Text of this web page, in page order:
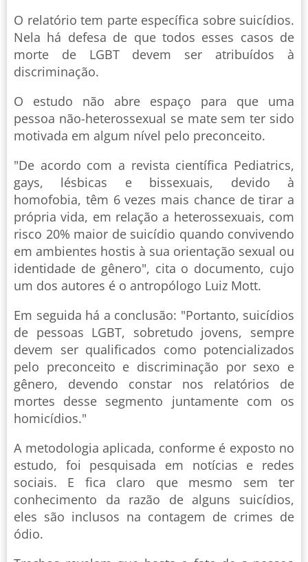
O relatório tem parte específica sobre suicídios.
Nela há defesa de que todos esses casos de
morte de LGBT devem ser atribuídos à
discriminação.
O estudo não abre espaço para que uma
pessoa não-heterossexual se mate sem ter sido
motivada em algum nível pelo preconceito.
"De acordo com a revista científica Pediatrics,
gays, lésbicas e bissexuais, devido à
homofobia, têm 6 vezes mais chance de tirar a
própria vida, em relação a heterossexuais, com
risco 20% maior de suicídio quando convivendo
em ambientes hostis à sua orientação sexual ou
identidade de gênero", cita o documento, cujo
um dos autores é o antropólogo Luiz Mott.
Em seguida há a conclusão: "Portanto, suicídios
de pessoas LGBT, sobretudo jovens, sempre
devem ser qualificados como potencializados
pelo preconceito e discriminação por sexo e
gênero, devendo constar nos relatórios de
mortes desse segmento juntamente com os
homicídios."
A metodologia aplicada, conforme é exposto no
estudo, foi pesquisada em notícias e redes
sociais. E fica claro que mesmo sem ter
conhecimento da razão de alguns suicídios,
eles são inclusos na contagem de crimes de
ódio.